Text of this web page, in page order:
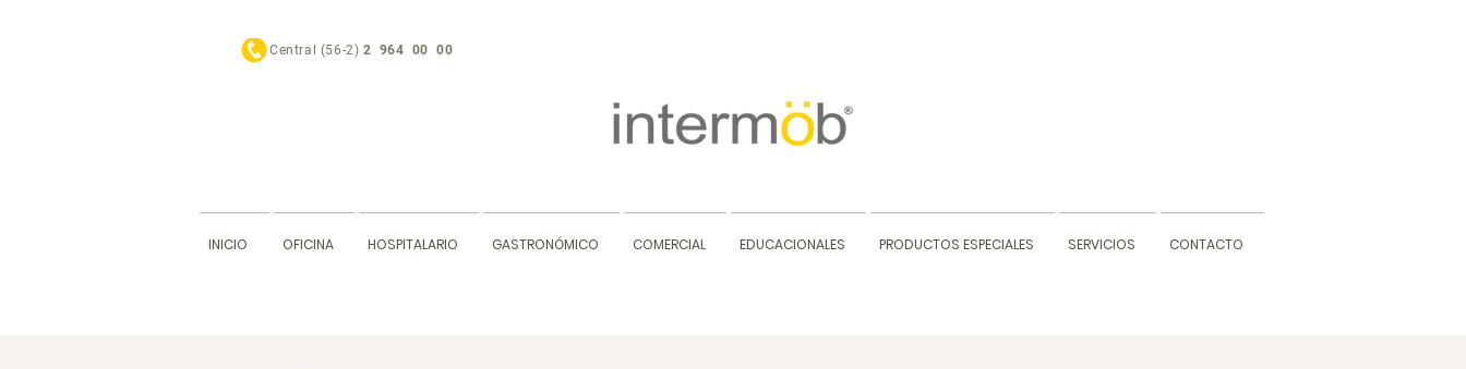
Central (56-2) 2 964 00 00
INICIO OFICINA HOSPITALARIO GASTRONÓMICO COMERCIAL EDUCACIONALES PRODUCTOS ESPECIALES SERVICIOS CONTACTO